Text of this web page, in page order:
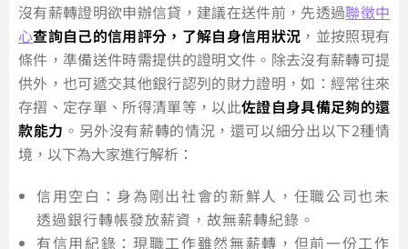
沒有薪轉證明欲申辦信貸，建議在送件前，先透過聯徵中
心查詢自己的信用評分，了解自身信用狀況 ，並按照現有
條件，準備送件時需提供的證明文件。除去沒有薪轉可提
供外，也可遞交其他銀行認列的財力證明，如：經常往來
存摺、定存單、所得清單等，以此佐證自身具備足夠的還
款能力 。另外沒有薪轉的情況，還可以細分出以下2種情
境，以下為大家進行解析：
信用空白：身為剛出社會的新鮮人，任職公司也未
透過銀行轉帳發放薪資，故無薪轉紀錄。
有信用紀錄：現職工作雖然無薪轉，但前一份工作